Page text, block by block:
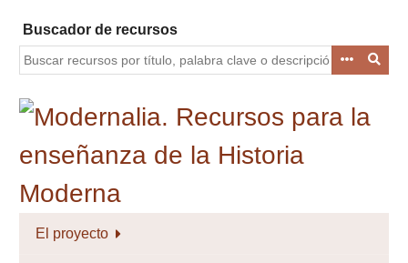
contenido
principal
Buscador de recursos
El proyecto